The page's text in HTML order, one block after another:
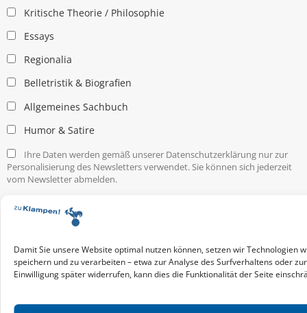
Damit Sie unsere Website optimal nutzen können, setzen wir Technologien
speichern und zu verarbeiten – etwa zur Analyse des Surfverhaltens oder
Einwilligung später widerrufen, kann dies die Funktionalität der Seite
Kritische Theorie / Philosophie
Essays
Regionalia
Belletristik & Biografien
Allgemeines Sachbuch
Humor & Satire
Ihre Daten werden gemäß unserer Datenschutzerklärung nur zur
Personalisierung des Newsletters verwendet. Sie können sich jederzeit
vom Newsletter abmelden.
Service & Infos
Presseservice
Infos zur Manuskripteinreichung
Praktikumsstellen
Impressum